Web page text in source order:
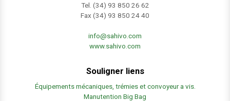
Tel. (34) 93 850 26 62
Fax (34) 93 850 24 40
info@sahivo.com
www.sahivo.com
Souligner liens
Équipements mécaniques, trémies et convoyeur a vis.
Manutention Big Bag